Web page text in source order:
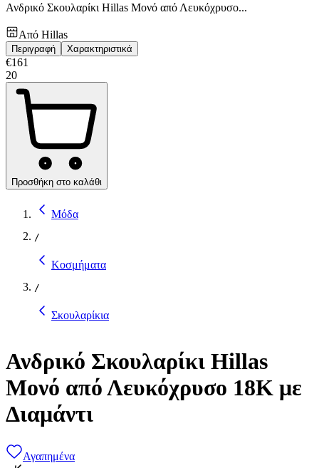
Ανδρικό Σκουλαρίκι Hillas Μονό από Λευκόχρυσο...
Από Hillas
Περιγραφή Χαρακτηριστικά
€161
20
Προσθήκη στο καλάθι
Μόδα
/
Κοσμήματα
/
Σκουλαρίκια
Ανδρικό Σκουλαρίκι Hillas
Μονό από Λευκόχρυσο 18K με
Διαμάντι
Αγαπημένα